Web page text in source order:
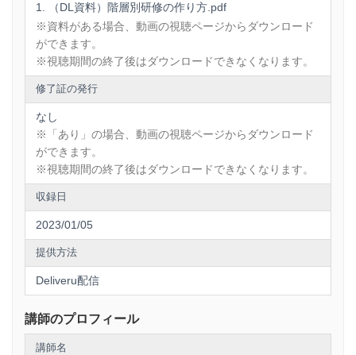
（DL資料）階層別研修の作り方.pdf
※資料がある場合、動画の視聴ページからダウンロード
ができます。
※視聴期間の終了後はダウンロードできなくなります。
修了証の発行
なし
※「あり」の場合、動画の視聴ページからダウンロード
ができます。
※視聴期間の終了後はダウンロードできなくなります。
収録日
2023/01/05
提供方法
Deliveru配信
講師のプロフィール
講師名